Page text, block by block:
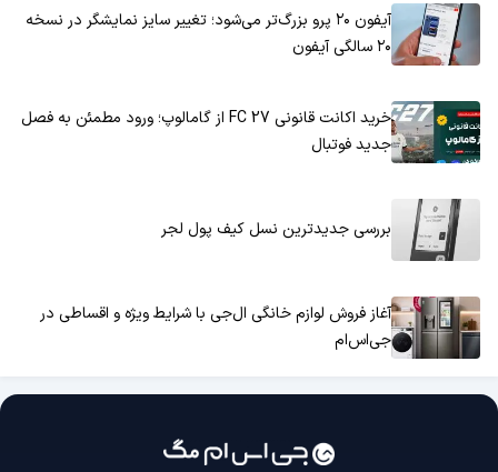
آیفون ۲۰ پرو بزرگ‌تر می‌شود؛ تغییر سایز نمایشگر در نسخه
۲۰ سالگی آیفون
خرید اکانت قانونی FC 27 از گامالوپ؛ ورود مطمئن به فصل
جدید فوتبال
بررسی جدیدترین نسل کیف پول لجر
آغاز فروش لوازم خانگی ال‌جی با شرایط ویژه و اقساطی در
جی‌اس‌ام